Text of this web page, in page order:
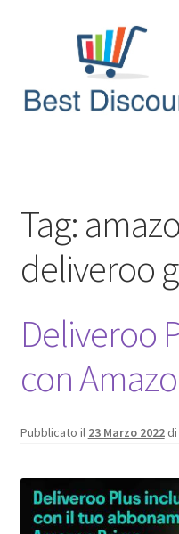
navigazione
Offerte in Tempo Reale
Articoli & News
Tag:
deliveroo
Deliveroo
con
Pubblicato il 23 Marzo 2022 di